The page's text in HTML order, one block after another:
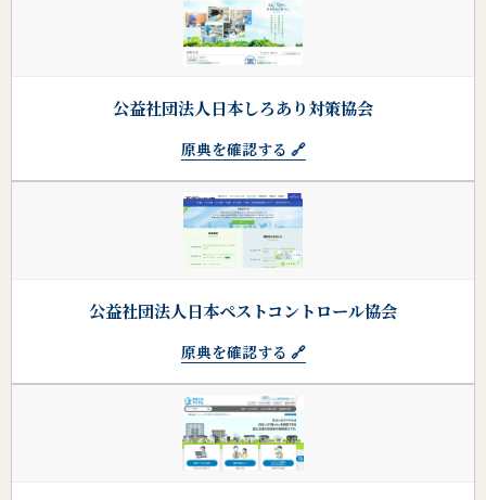
公益社団法人日本しろあり対策協会
原典を確認する 🔗
公益社団法人日本ペストコントロール協会
原典を確認する 🔗